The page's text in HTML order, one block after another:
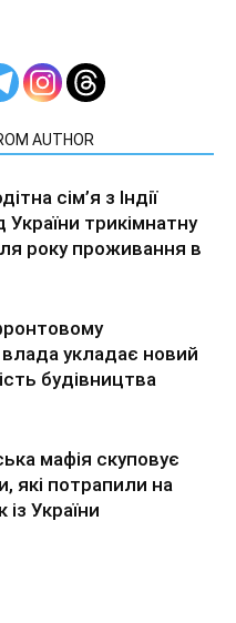
AUTHOR
сім’я з Індії
України трикімнатну
року проживання в
влада укладає новий
будівництва
мафія скуповує
які потрапили на
України